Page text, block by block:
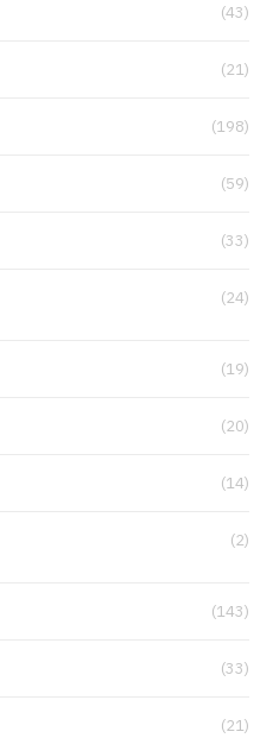
(43)
(21)
(198)
(59)
(33)
(24)
(19)
(20)
(14)
(2)
(143)
(33)
(21)